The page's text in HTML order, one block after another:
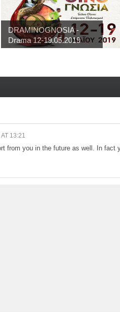
DRAMINOGNOSIA -
Drama 12-19.05.2019
13:21
from you in the future as well. In